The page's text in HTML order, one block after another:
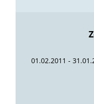
01.02.2011 -